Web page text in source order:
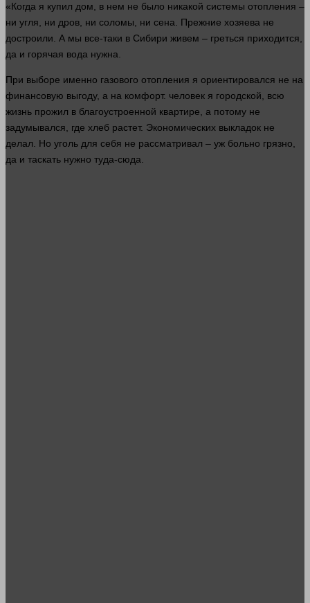
«Когда я купил дом , в нем не было никакой системы отопления –
ни угля, ни дров, ни соломы, ни сена. Прежние хозяева не
достроили. А мы все-таки в Сибири живем – греться приходится,
да и горячая вода нужна.
При выборе именно газового отопления я ориентировался не на
финансовую выгоду, а на комфорт. человек я городской, всю
жизнь прожил в благоустроенной квартире, а потому не
задумывался, где хлеб растет. Экономических выкладок не
делал. Но уголь для себя не рассматривал – уж больно грязно,
да и таскать нужно туда-сюда.